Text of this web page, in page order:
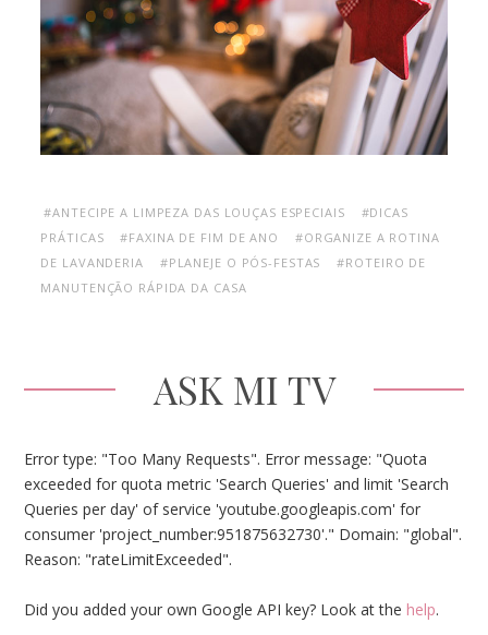
#ANTECIPE A LIMPEZA DAS LOUÇAS ESPECIAIS
#DICAS
PRÁTICAS
#FAXINA DE FIM DE ANO
#ORGANIZE A ROTINA
DE LAVANDERIA
#PLANEJE O PÓS-FESTAS
#ROTEIRO DE
MANUTENÇÃO RÁPIDA DA CASA
ASK MI TV
Error type: "Too Many Requests". Error message: "Quota
exceeded for quota metric 'Search Queries' and limit 'Search
Queries per day' of service 'youtube.googleapis.com' for
consumer 'project_number:951875632730'." Domain: "global".
Reason: "rateLimitExceeded".
Did you added your own Google API key? Look at the help.